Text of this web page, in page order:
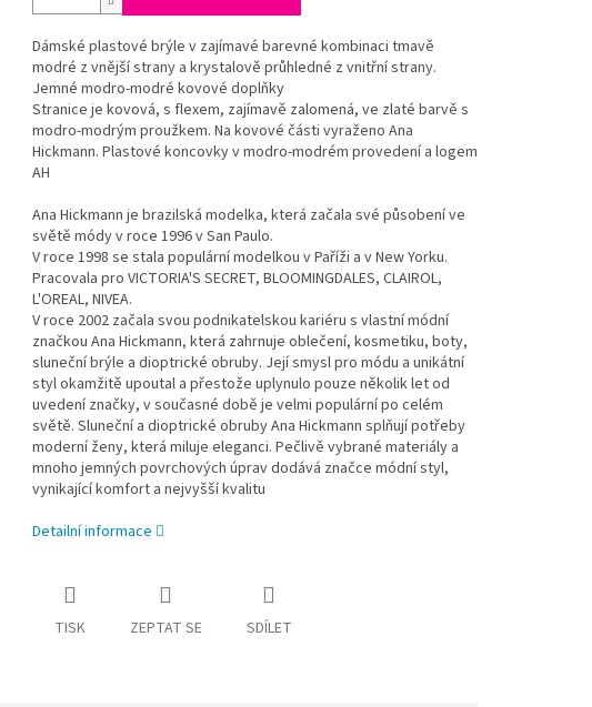
Dámské plastové brýle v zajímavé barevné kombinaci tmavě
modré z vnější strany a krystalově průhledné z vnitřní strany.
Jemné modro-modré kovové doplňky
Stranice je kovová, s flexem, zajímavě zalomená, ve zlaté barvě s
modro-modrým proužkem. Na kovové části vyraženo Ana
Hickmann. Plastové koncovky v modro-modrém provedení a logem
AH
Ana Hickmann je brazilská modelka, která začala své působení ve
světě módy v roce 1996 v San Paulo.
V roce 1998 se stala populární modelkou v Paříži a v New Yorku.
Pracovala pro VICTORIA'S SECRET, BLOOMINGDALES, CLAIROL,
L'OREAL, NIVEA.
V roce 2002 začala svou podnikatelskou kariéru s vlastní módní
značkou Ana Hickmann, která zahrnuje oblečení, kosmetiku, boty,
sluneční brýle a dioptrické obruby. Její smysl pro módu a unikátní
styl okamžitě upoutal a přestože uplynulo pouze několik let od
uvedení značky, v současné době je velmi populární po celém
světě. Sluneční a dioptrické obruby Ana Hickmann splňují potřeby
moderní ženy, která miluje eleganci. Pečlivě vybrané materiály a
mnoho jemných povrchových úprav dodává značce módní styl,
vynikající komfort a nejvyšší kvalitu
Detailní informace
TISK ZEPTAT SE SDÍLET